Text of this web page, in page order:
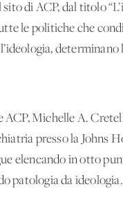
di ACP, dal titolo
le politiche che
determinano
Michelle A.
presso la Johns
elencando in otto
patologia da ideologia.